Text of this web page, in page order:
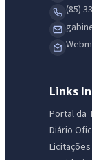
(85)
Links
Portal da
Diário
Licitações